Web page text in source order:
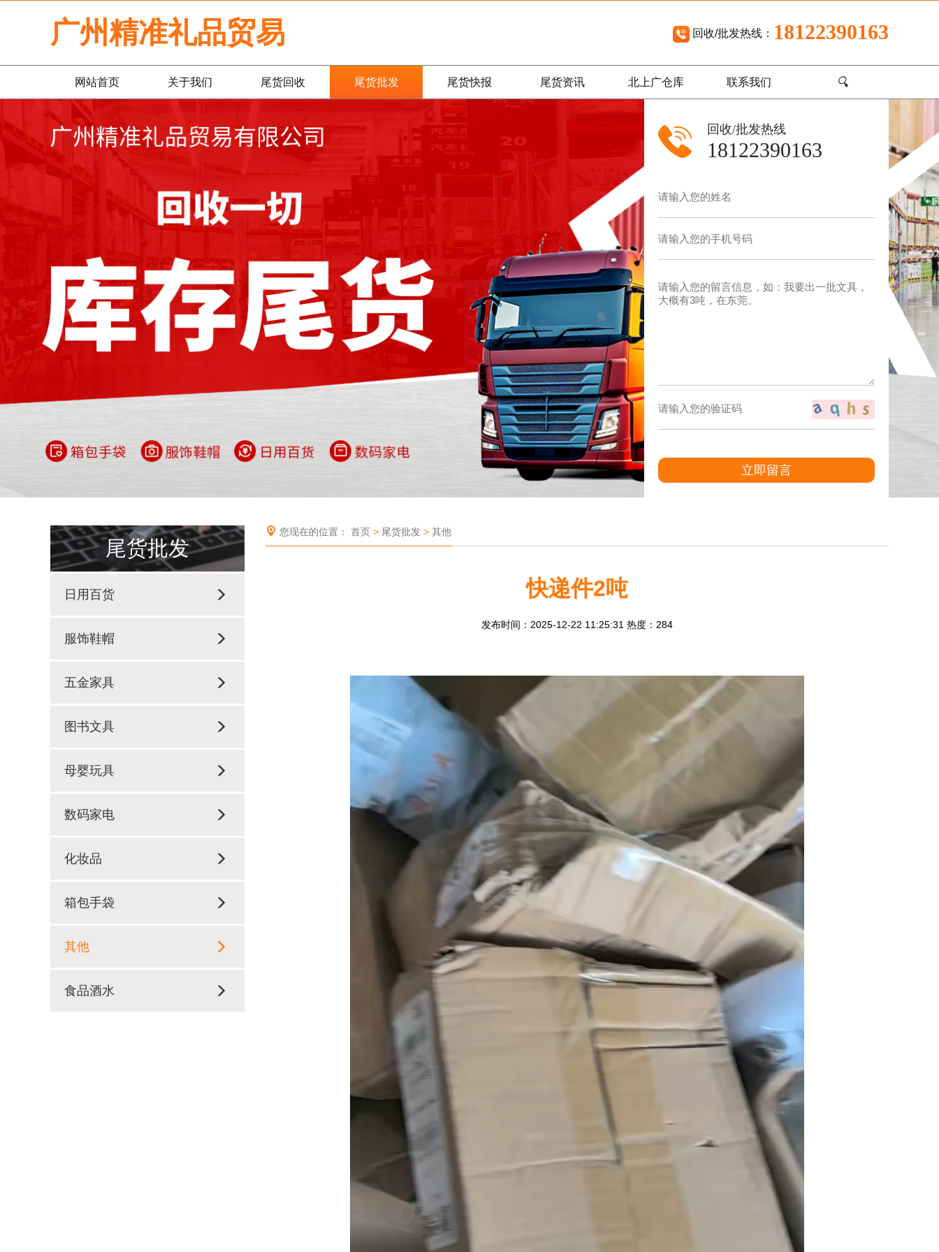
广州精准礼品贸易 回收/批发热线： 18122390163
网站首页 关于我们 尾货回收 尾货批发 尾货快报 尾货资讯 北上广仓库 联系我们 🔍
回收/批发热线
18122390163
立即留言
尾货批发
日用百货
服饰鞋帽
五金家具
图书文具
母婴玩具
数码家电
化妆品
箱包手袋
其他
食品酒水
您现在的位置： 首页> 尾货批发> 其他
快递件2吨
发布时间：2025-12-22 11:25:31 热度：284